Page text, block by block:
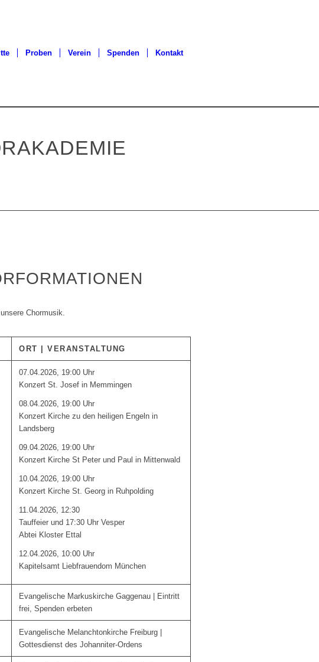
Proben Verein Spenden Kontakt
Chormusik.
ORT | VERANSTALTUNG
07.04.2026, 19:00 Uhr
Konzert St. Josef in Memmingen
08.04.2026, 19:00 Uhr
Konzert Kirche zu den heiligen Engeln in
Landsberg
09.04.2026, 19:00 Uhr
Konzert Kirche St Peter und Paul in Mittenwald
10.04.2026, 19:00 Uhr
Konzert Kirche St. Georg in Ruhpolding
11.04.2026, 12:30
Tauffeier und 17:30 Uhr Vesper
Abtei Kloster Ettal
12.04.2026, 10:00 Uhr
Kapitelsamt Liebfrauendom München
Evangelische Markuskirche Gaggenau | Eintritt
frei, Spenden erbeten
Evangelische Melanchtonkirche Freiburg |
Gottesdienst des Johanniter-Ordens